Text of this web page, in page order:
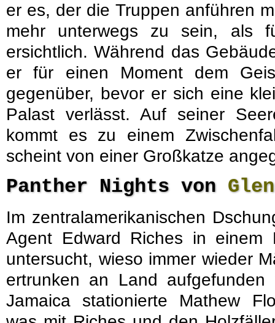
er es, der die Truppen anführen
mehr unterwegs zu sein, als
ersichtlich. Während das
er für einen Moment dem
gegenüber, bevor er sich eine
Palast verlässt. Auf seiner
kommt es zu einem
scheint von einer Großkatze
Panther Nights von
Im zentralamerikanischen
Agent Edward Riches in einem
untersucht, wieso immer wieder
ertrunken an Land
Jamaica stationierte Mathew